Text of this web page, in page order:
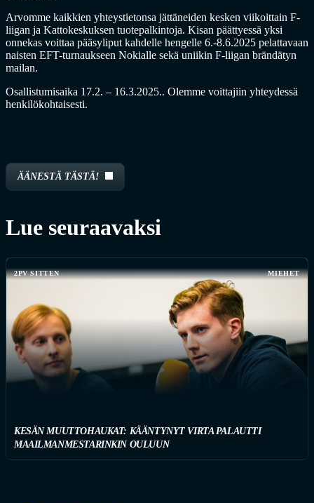
Arvomme kaikkien yhteystietonsa jättäneiden kesken viikoittain F-
liigan ja Kattokeskuksen tuotepalkintoja. Kisan päättyessä yksi
onnekas voittaa pääsyliput kahdelle hengelle 6.-8.6.2025 pelattavaan
naisten EFT-turnaukseen Nokialle sekä uniikin F-liigan brändätyn
mailan.
Osallistumisaika 17.2. – 16.3.2025.. Olemme voittajiin yhteydessä
henkilökohtaisesti.
ÄÄNESTÄ TÄSTÄ!
Lue seuraavaksi
2PV SITTEN MIEHET
KESÄN MUUTTOHAUKAT: KÄÄNTYNYT VIRTA PALAUTTI
MAAILMANMESTARINKIN OULUUN